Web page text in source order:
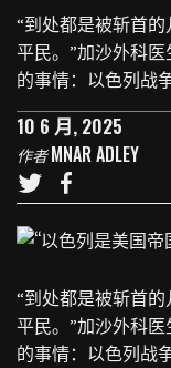
“到处都是被斩首
平民。”加沙外科
的事情：以色列战
10 6 月, 2025
作者MNAR ADLEY
“到处都是被斩首
平民。”加沙外科
的事情：以色列战